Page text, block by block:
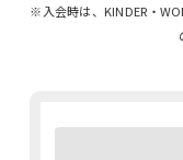
※入会時は、KINDER・